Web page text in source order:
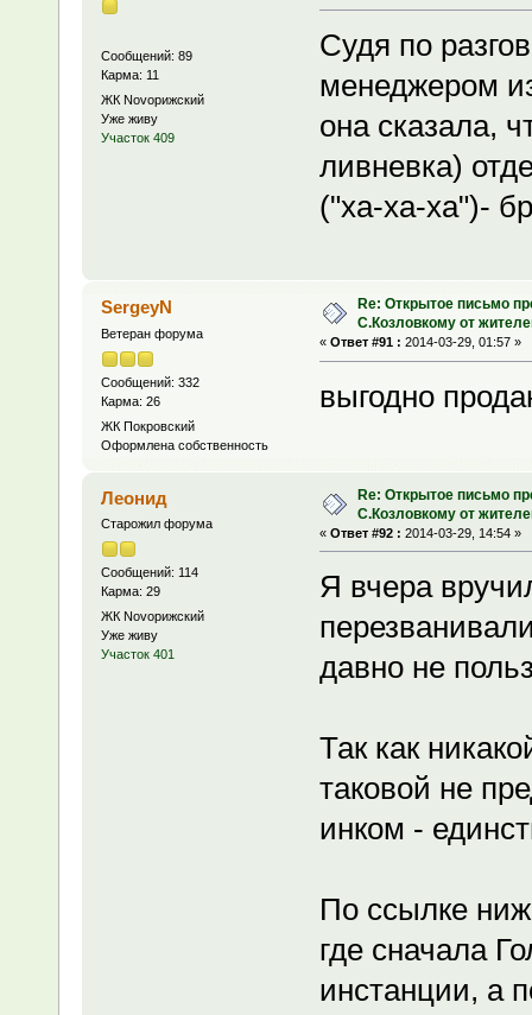
Сообщений: 89
Карма: 11
ЖК Novoрижский
Уже живу
Участок 409
Судя по
менеджером
она сказала,
ливневка)
("ха-ха-ха")-
SergeyN
Ветеран форума
Сообщений: 332
Карма: 26
ЖК Покровский
Оформлена собственность
Re: Открытое письмо
С.Козловкому от
« Ответ #91 : 2014-03-29, 01:57 »
выгодно
Леонид
Старожил форума
Сообщений: 114
Карма: 29
ЖК Novoрижский
Уже живу
Участок 401
Re: Открытое письмо
С.Козловкому от
« Ответ #92 : 2014-03-29, 14:54 »
Я вчера
давно не
Так как
таковой не
инком -
По ссылке
где сначала
инстанции, а